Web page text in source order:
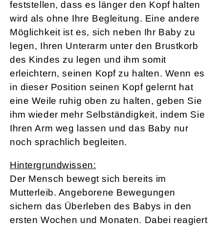
feststellen, dass es länger den Kopf halten
wird als ohne Ihre Begleitung. Eine andere
Möglichkeit ist es, sich neben Ihr Baby zu
legen, Ihren Unterarm unter den Brustkorb
des Kindes zu legen und ihm somit
erleichtern, seinen Kopf zu halten. Wenn es
in dieser Position seinen Kopf gelernt hat
eine Weile ruhig oben zu halten, geben Sie
ihm wieder mehr Selbständigkeit, indem Sie
Ihren Arm weg lassen und das Baby nur
noch sprachlich begleiten.
Hintergrundwissen:
Der Mensch bewegt sich bereits im
Mutterleib. Angeborene Bewegungen
sichern das Überleben des Babys in den
ersten Wochen und Monaten. Dabei reagiert